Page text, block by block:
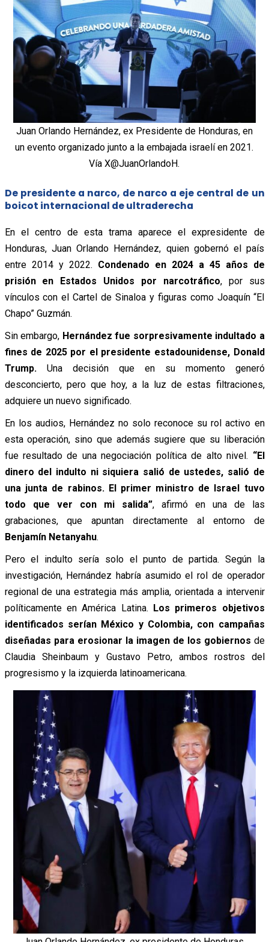
Juan Orlando Hernández, ex Presidente de Honduras, en
un evento organizado junto a la embajada israelí en 2021.
Vía X@JuanOrlandoH.
De presidente a narco, de narco a eje central de un
boicot internacional de ultraderecha
En el centro de esta trama aparece el expresidente de
Honduras, Juan Orlando Hernández, quien gobernó el país
entre 2014 y 2022. Condenado en 2024 a 45 años de
prisión en Estados Unidos por narcotráfico, por sus
vínculos con el Cartel de Sinaloa y figuras como Joaquín “El
Chapo” Guzmán.
Sin embargo, Hernández fue sorpresivamente indultado a
fines de 2025 por el presidente estadounidense, Donald
Trump.Una decisión que en su momento generó
desconcierto, pero que hoy, a la luz de estas filtraciones,
adquiere un nuevo significado.
En los audios, Hernández no solo reconoce su rol activo en
esta operación, sino que además sugiere que su liberación
fue resultado de una negociación política de alto nivel. “El
dinero del indulto ni siquiera salió de ustedes, salió de
una junta de rabinos. El primer ministro de Israel tuvo
todo que ver con mi salida”, afirmó en una de las
grabaciones, que apuntan directamente al entorno de
Benjamín Netanyahu.
Pero el indulto sería solo el punto de partida. Según la
investigación, Hernández habría asumido el rol de operador
regional de una estrategia más amplia, orientada a intervenir
políticamente en América Latina.
Los primeros objetivos
identificados serían México y Colombia, con campañas
diseñadas para erosionar la imagen de los gobiernos de
Claudia Sheinbaum y Gustavo Petro, ambos rostros del
progresismo y la izquierda latinoamericana.